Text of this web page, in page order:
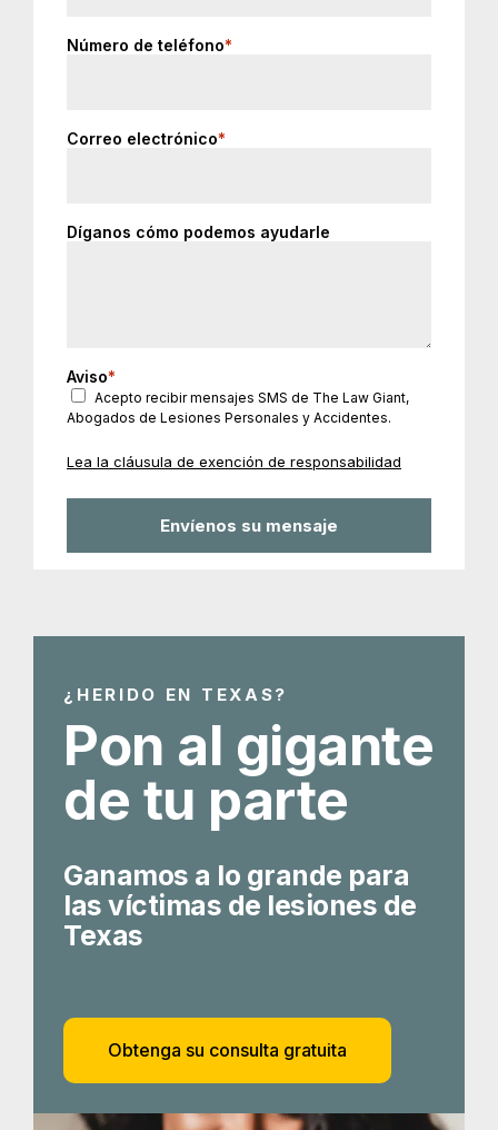
Número de teléfono*
Correo electrónico*
Díganos cómo podemos ayudarle
Aviso*
Acepto recibir mensajes SMS de The Law Giant,
Abogados de Lesiones Personales y Accidentes.
Lea la cláusula de exención de responsabilidad
¿HERIDO EN TEXAS?
Pon al gigante
de tu parte
Ganamos a lo grande para
las víctimas de lesiones de
Texas
Obtenga su consulta gratuita